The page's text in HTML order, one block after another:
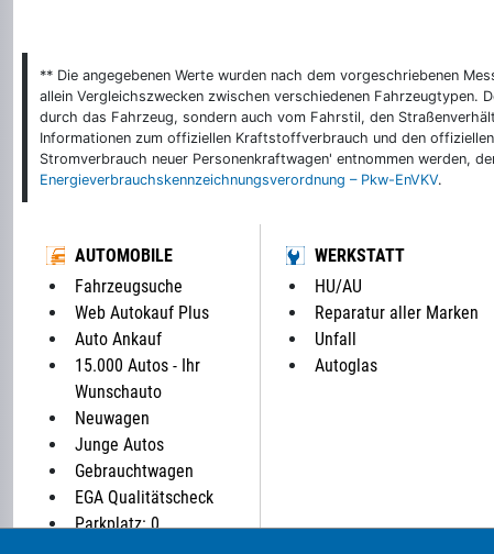
** Die angegebenen Werte wurden nach dem vorgeschriebenen
allein Vergleichszwecken zwischen verschiedenen
durch das Fahrzeug, sondern auch vom Fahrstil, den
Informationen zum offiziellen Kraftstoffverbrauch und den
Stromverbrauch neuer Personenkraftwagen' entnommen werden,
Energieverbrauchskennzeichnungsverordnung – Pkw-EnVKV.
AUTOMOBILE
Fahrzeugsuche
Web Autokauf Plus
Auto Ankauf
15.000 Autos - Ihr
Wunschauto
Neuwagen
Junge Autos
Gebrauchtwagen
EGA Qualitätscheck
Parkplatz: 0
WERKSTATT
HU/AU
Reparatur aller Marken
Unfall
Autoglas